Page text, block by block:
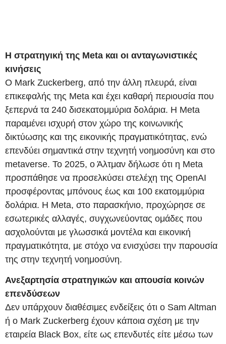
Η στρατηγική της Meta και οι ανταγωνιστικές
κινήσεις
Ο Mark Zuckerberg, από την άλλη πλευρά, είναι
επικεφαλής της Meta και έχει καθαρή περιουσία που
ξεπερνά τα 240 δισεκατομμύρια δολάρια. Η Meta
παραμένει ισχυρή στον χώρο της κοινωνικής
δικτύωσης και της εικονικής πραγματικότητας, ενώ
επενδύει σημαντικά στην τεχνητή νοημοσύνη και στο
metaverse. Το 2025, ο Άλτμαν δήλωσε ότι η Meta
προσπάθησε να προσελκύσει στελέχη της OpenAI
προσφέροντας μπόνους έως και 100 εκατομμύρια
δολάρια. Η Meta, στο παρασκήνιο, προχώρησε σε
εσωτερικές αλλαγές, συγχωνεύοντας ομάδες που
ασχολούνται με γλωσσικά μοντέλα και εικονική
πραγματικότητα, με στόχο να ενισχύσει την παρουσία
της στην τεχνητή νοημοσύνη.
Ανεξαρτησία στρατηγικών και απουσία κοινών
επενδύσεων
Δεν υπάρχουν διαθέσιμες ενδείξεις ότι ο Sam Altman
ή ο Mark Zuckerberg έχουν κάποια σχέση με την
εταιρεία Black Box, είτε ως επενδυτές είτε μέσω των